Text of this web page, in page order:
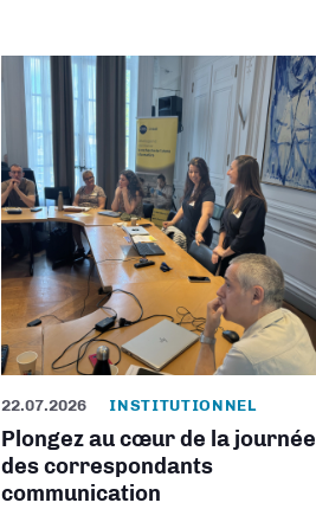
22.07.2026 INSTITUTIONNEL
Plongez au cœur de la journée
des correspondants
communication